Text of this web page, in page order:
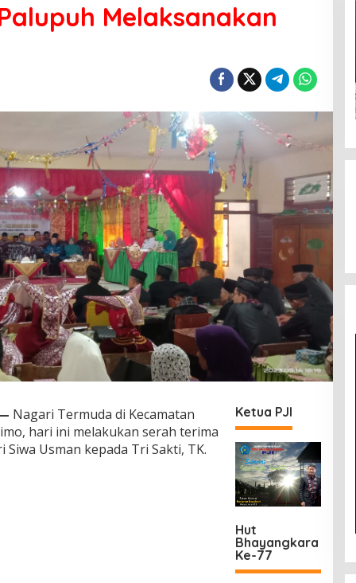
Melaksanakan
Nagari Termuda di Kecamatan
hari ini melakukan serah terima
Usman kepada Tri Sakti, TK.
Ketua PJI
Hut
Bhayangkara
Ke-77